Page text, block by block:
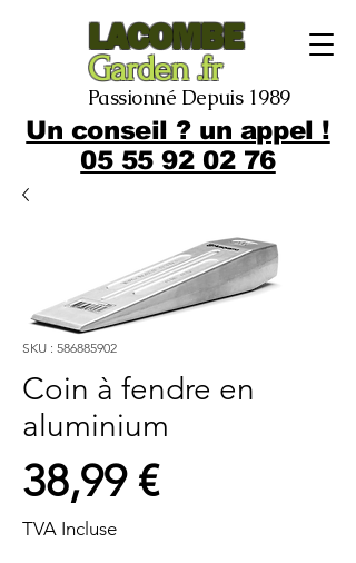
LACOMBE
Garden .fr
Passionné Depuis 1989
Un conseil ? un appel !
05 55 92 02 76
SKU : 586885902
Coin à fendre en
aluminium
38,99 €Prix
TVA Incluse